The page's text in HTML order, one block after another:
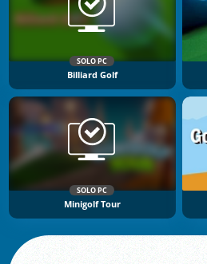
SOLO PC
Billiard Golf
SOLO PC
Minigolf Tour